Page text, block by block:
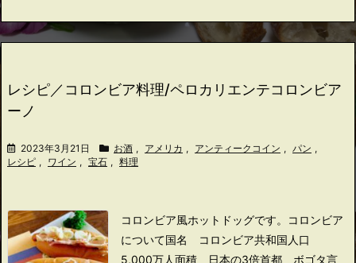
レシピ／コロンビア料理/ペロカリエンテコロンビア
ーノ
2023年3月21日 お酒 , アメリカ , アンティークコイン , パン ,
レシピ , ワイン , 宝石 , 料理
コロンビア風ホットドッグです。
コロンビア
について国名 コロンビア共和国 人口
5,000万人面積 日本の3倍首都 ボゴタ言